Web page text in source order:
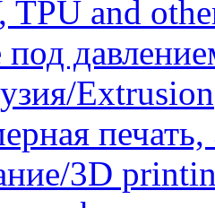
TPU and
Extrusion
3D